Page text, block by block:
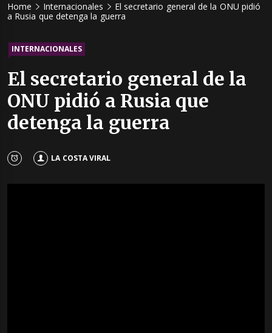
Home Internacionales
El secretario general de la ONU pidió
a Rusia que detenga la guerra
INTERNACIONALES
El secretario general de la
ONU pidió a Rusia que
detenga la guerra
LA COSTA VIRAL